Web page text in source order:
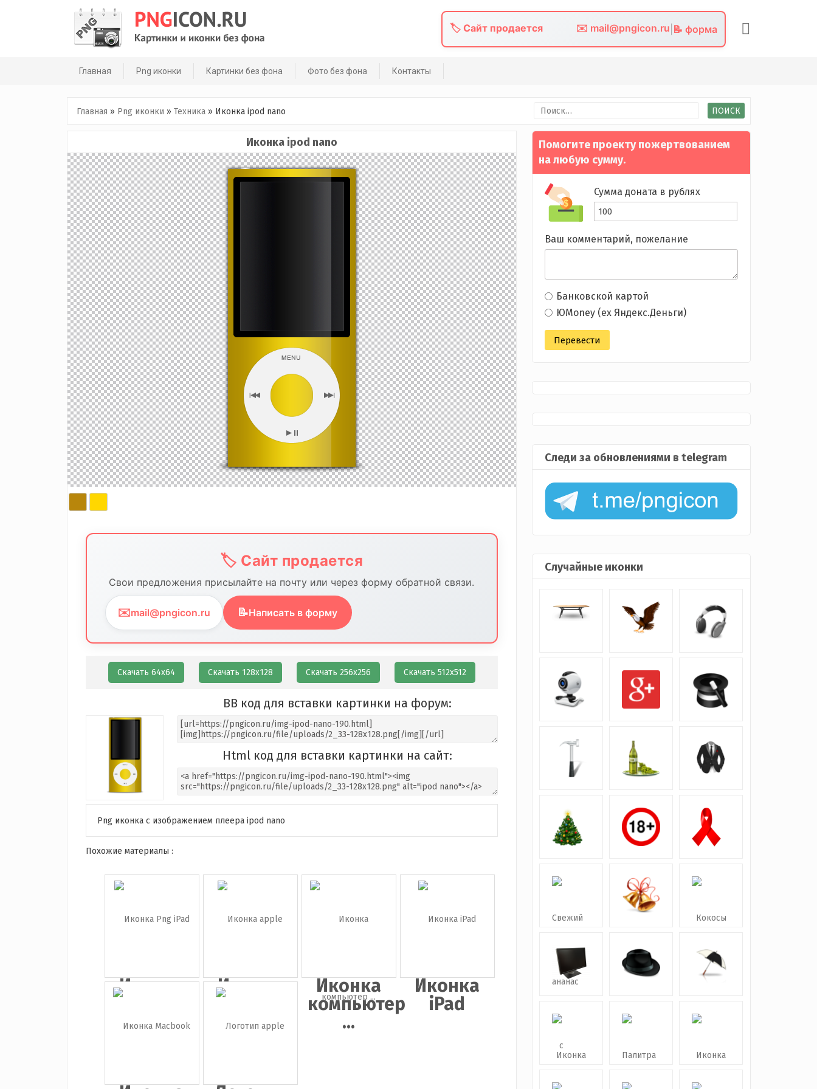
🏷️ Сайт продается ✉️ mail@pngicon.ru 📝 форма
Главная Png иконки Картинки без фона Фото без фона Контакты
Главная » Png иконки » Техника» Иконка ipod nano Найти:
Иконка ipod nano
🏷️ Сайт продается
Свои предложения присылайте на почту или через форму обратной связи.
✉️mail@pngicon.ru 📝Написать в форму
Скачать 64х64 Скачать 128х128 Скачать 256х256 Скачать 512х512
BB код для вставки картинки на форум:
Html код для вставки картинки на сайт:
Png иконка с изображением плеера ipod nano
Похожие материалы :
Иконка
Png iPad
Иконка
Иконка
компьютер
...
Иконка
iPad
Помогите проекту пожертвованием
на любую сумму.
Сумма доната в рублях
Ваш комментарий, пожелание
Банковской картой
ЮMoney (ex Яндекс.Деньги)
Следи за обновлениями в telegram
Случайные иконки